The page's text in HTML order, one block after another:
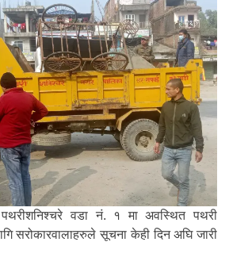
पथरीशनिश्चरे वडा नं. १ मा अवस्थित पथरी
सरोकारवालाहरुले सूचना केही दिन अघि जारी